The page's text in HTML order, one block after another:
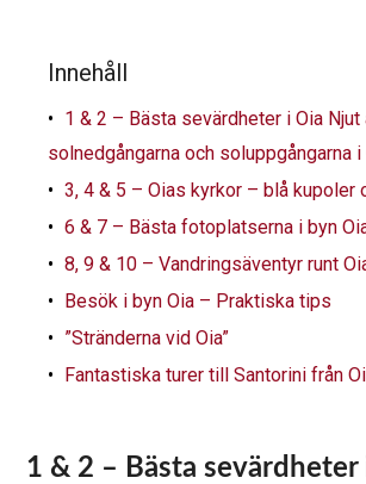
Innehåll
1 & 2 – Bästa sevärdheter i Oia Njut
solnedgångarna och soluppgångarna i
3, 4 & 5 – Oias kyrkor – blå kupoler
6 & 7 – Bästa fotoplatserna i byn
8, 9 & 10 – Vandringsäventyr runt
Besök i byn Oia – Praktiska tips
”Stränderna vid Oia”
Fantastiska turer till Santorini från
1 & 2 – Bästa sevärdheter